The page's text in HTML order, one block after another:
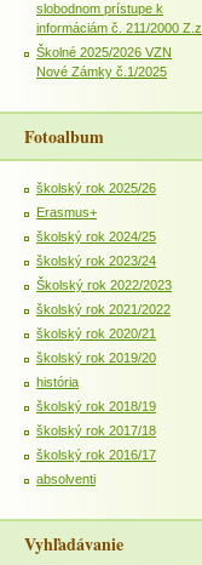
slobodnom prístupe k
informáciám č. 211/2000 Z.z
Školné 2025/2026 VZN
Nové Zámky č.1/2025
Fotoalbum
školský rok 2025/26
Erasmus+
školský rok 2024/25
školský rok 2023/24
Školský rok 2022/2023
školský rok 2021/2022
školský rok 2020/21
školský rok 2019/20
história
školský rok 2018/19
školský rok 2017/18
školský rok 2016/17
absolventi
Vyhľadávanie